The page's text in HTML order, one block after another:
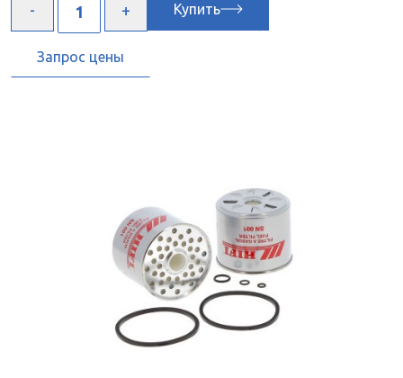
Купить
Запрос цены